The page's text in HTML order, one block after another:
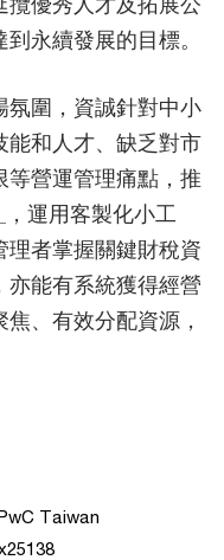
永續發展的目標。
氛圍，資誠針對中小
能和人才、缺乏對市
營運管理痛點，推
，運用客製化小工
者掌握關鍵財稅資
能有系統獲得經營
、有效分配資源，
Taiwan